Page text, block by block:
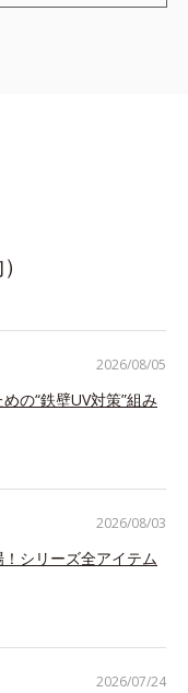
の“鉄壁UV対策”組み
2026/08/05
シリーズ全アイテム
2026/08/03
2026/07/24